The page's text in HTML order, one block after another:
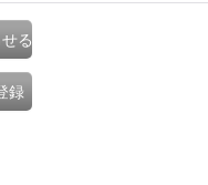
る
録